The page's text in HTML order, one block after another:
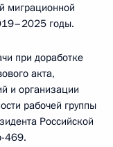
миграционной
годы.
при доработке
акта,
и организации
рабочей группы
Российской
469.